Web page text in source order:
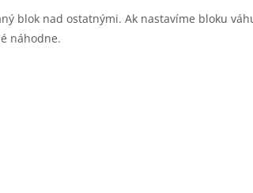
blok nad ostatnými. Ak nastavíme bloku
náhodne.